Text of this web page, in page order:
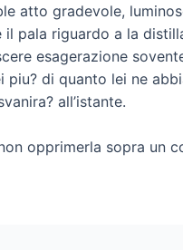
atto gradevole,
pala riguardo a la
esagerazione
di quanto lei ne
all’istante.
opprimerla sopra un